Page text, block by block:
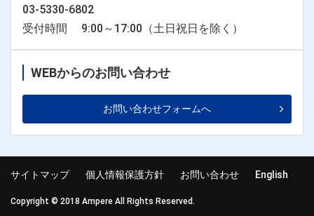
03-5330-6802
受付時間 9:00～17:00（土日祝日を除く）
WEBからのお問い合わせ
お問い合わせフォームへ
サイトマップ 個人情報保護方針 お問い合わせ English
Copyright © 2018 Ampere All Rights Reserved.